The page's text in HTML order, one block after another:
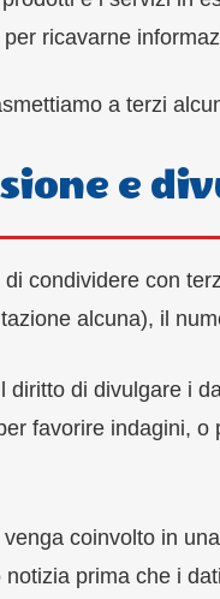
ricavarne
a terzi
e
condividere con
alcuna), il
diritto di divulgare i
favorire indagini,
coinvolto in
prima che i